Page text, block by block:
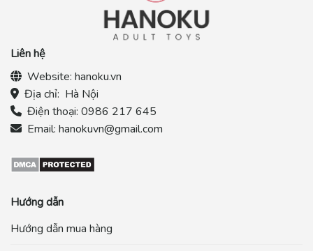
Liên hệ
Website: hanoku.vn
Địa chỉ: Hà Nội
Điện thoại: 0986 217 645
Email: hanokuvn@gmail.com
Hướng dẫn
Hướng dẫn mua hàng